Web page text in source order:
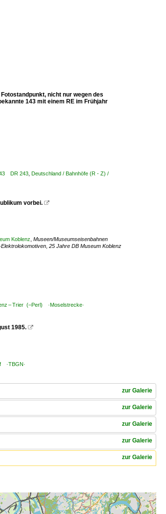
nicht nur wegen des
143 mit einem RE im Frühjahr
DR 243 Deutschland / Bahnhöfe (R - Z) /
vorbei. 
Koblenz Museen/Museumseisenbahnen
Elektrolokomotiven 25 Jahre DB Museum Koblenz
– Trier (–Perl) ·Moselstrecke·
1985. 
·TBGN·
zur Galerie
zur Galerie
zur Galerie
zur Galerie
zur Galerie